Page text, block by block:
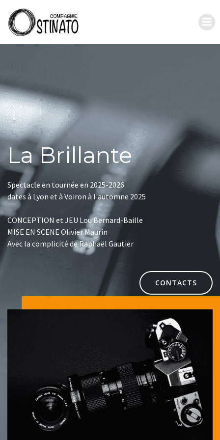
La Brillante
Spectacle en tournée en 2025-2026
dates à Lyon et à Voiron à l'automne 2025
CONCEPTION et JEU Lou Bernard-Baille
MISE EN SCENE Olivier Maurin
Avec la complicité de Raphaël Gautier
CONTACTS